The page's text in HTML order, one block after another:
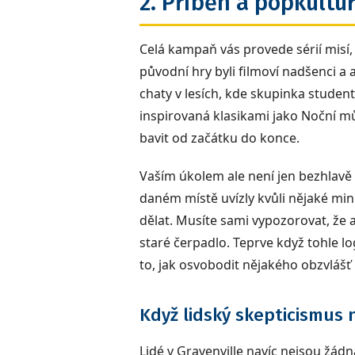
Celá kampaň vás provede sérií
původní hry byli filmoví nadšenci a
chaty v lesích, kde skupinka
inspirovaná klasikami jako Noční
bavit od začátku do konce.
Vaším úkolem ale není jen
daném místě uvízly kvůli nějaké
dělat. Musíte sami vypozorovat,
staré čerpadlo. Teprve když tohle
to, jak osvobodit nějakého
Když lidský skepticismus
Lidé v Gravenville navíc nejsou